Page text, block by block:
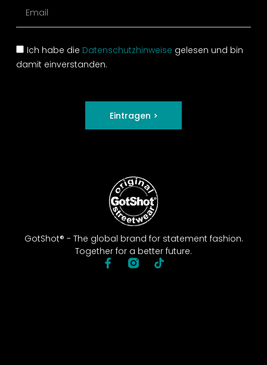
GotShot® - The global brand for statement fashion.
Together for a better future.
Ich habe die Datenschutzhinweise gelesen und bin
damit einverstanden.
Eintragen >